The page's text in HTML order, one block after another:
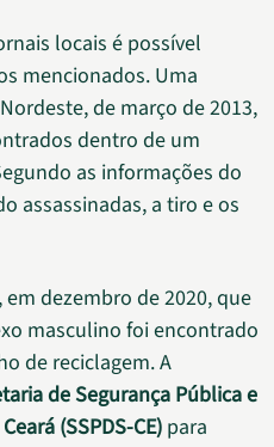
locais é possível
mencionados. Uma
de março de 2013,
dentro de um
as informações do
assassinadas, a tiro e os
dezembro de 2020, que
masculino foi encontrado
de reciclagem. A
de Segurança Pública e
(SSPDS-CE) para